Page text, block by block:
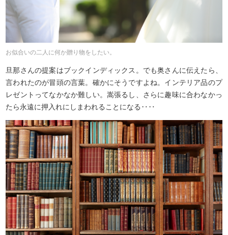
お似合いの二人に何か贈り物をしたい。
旦那さんの提案はブックインディックス。でも奥さんに伝えたら、
言われたのが冒頭の言葉。確かにそうですよね。インテリア品のプ
レゼントってなかなか難しい。嵩張るし、さらに趣味に合わなかっ
たら永遠に押入れにしまわれることになる‥‥